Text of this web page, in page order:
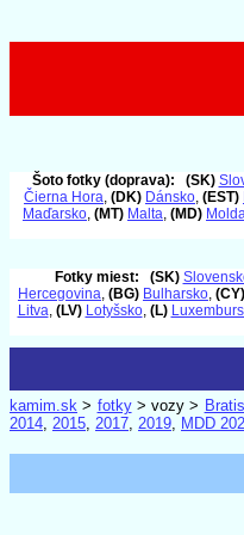
Šoto fotky (doprava): (SK)
Čierna Hora, (DK) Dánsko, (EST)
Maďarsko, (MT) Malta, (MD)
Fotky miest: (SK)
Hercegovina, (BG) Bulharsko, (CY)
Litva, (LV) Lotyšsko, (L)
kamim.sk > fotky> vozy >
2014, 2015, 2017, 2019, MDD